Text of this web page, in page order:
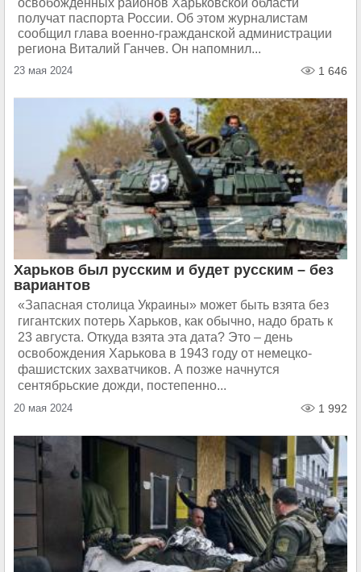
освобожденных районов Харьковской области
получат паспорта России. Об этом журналистам
сообщил глава военно-гражданской администрации
региона Виталий Ганчев. Он напомнил...
23 мая 2024 1 646
Харьков был русским и будет русским – без
вариантов
«Запасная столица Украины» может быть взята без
гигантских потерь Харьков, как обычно, надо брать к
23 августа. Откуда взята эта дата? Это – день
освобождения Харькова в 1943 году от немецко-
фашистских захватчиков. А позже начнутся
сентябрьские дожди, постепенно...
20 мая 2024 1 992